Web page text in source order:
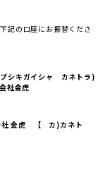
記の口座にお振替くださ
シキガイシャ カネトラ)
社金虎
金虎 【 カ)カネト